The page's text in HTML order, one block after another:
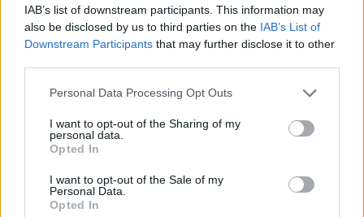
IAB’s list of downstream participants. This information may
also be disclosed by us to third parties on the IAB’s List of
Downstream Participants that may further disclose it to other
Please note that this website/app uses one or more Google
not limited to your visit or usage behaviour. You may click to
grant or deny consent to Google and its third-party tags to
use your data for below specified purposes in below Google
consent section.
Personal Data Processing Opt Outs
I want to opt-out of the Sharing of my
personal data.
Opted In
I want to opt-out of the Sale of my
Personal Data.
Opted In
Ilaria Mauri
Ilaria Mauri, bolognese, decise di seguire il
giornalismo sportivo dopo una notte al
Dall'Ara durante una partita decisiva: oggi
commenti. In redazione predilige reportage
sul campo e conserva il biglietto di quella